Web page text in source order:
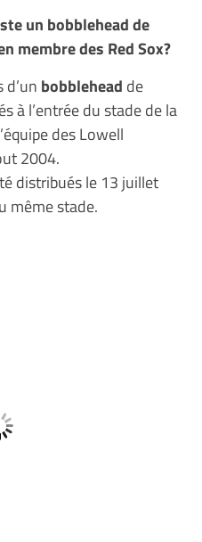
un bobblehead de
membre des Red Sox?
bobblehead de
à l’entrée du stade de la
des Lowell
2004.
distribués le 13 juillet
même stade.